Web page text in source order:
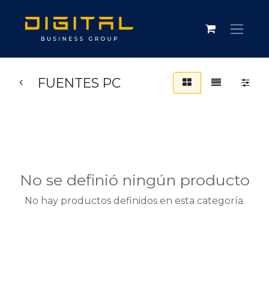
FUENTES PC
No se definió ningún producto
No hay productos definidos en esta categoría.